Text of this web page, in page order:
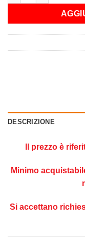
DESCRIZIONE
Il prezzo è
Minimo
Si accettano